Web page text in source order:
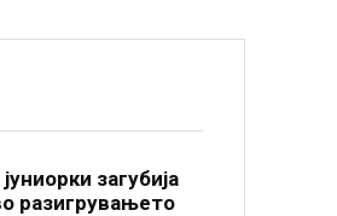
загубија
разигрувањето